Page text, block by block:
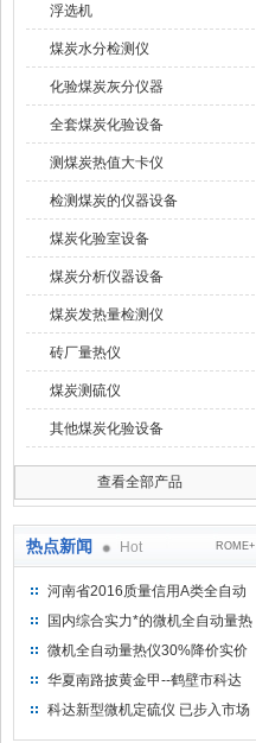
浮选机
煤炭水分检测仪
化验煤炭灰分仪器
全套煤炭化验设备
测煤炭热值大卡仪
检测煤炭的仪器设备
煤炭化验室设备
煤炭分析仪器设备
煤炭发热量检测仪
砖厂量热仪
煤炭测硫仪
其他煤炭化验设备
查看全部产品
热点新闻 Hot ROME+
河南省2016质量信用A类全自动
量热仪
国内综合实力*的微机全自动量热
仪制造企业
微机全自动量热仪30%降价实价
出售
华夏南路披黄金甲--鹤壁市科达
仪器仪表有限公司
科达新型微机定硫仪 已步入市场